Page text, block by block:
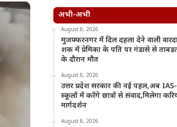
अभी-अभी
August 8, 2026
मुजफ्फरनगर में दिल दहला देने वाली
शक में प्रेमिका के पति पर गंडासे से
के दौरान मौत
August 8, 2026
उत्तर प्रदेश सरकार की नई पहल,अब
स्कूलों में करेंगे छात्रों से संवाद,मिलेगा
मार्गदर्शन
August 8, 2026